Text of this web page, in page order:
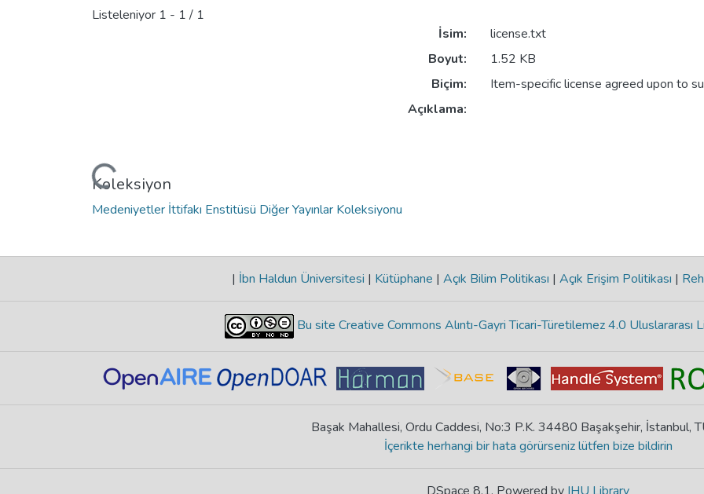
Listeleniyor 1 - 1 / 1
Yükleniyor...
İsim:
license.txt
Boyut:
1.52 KB
Biçim:
Item-specific license agreed upon to
Açıklama:
Koleksiyon
Medeniyetler İttifakı Enstitüsü Diğer Yayınlar Koleksiyonu
| İbn Haldun Üniversitesi | Kütüphane | Açık Bilim Politikası | Açık Erişim Politikası |
Bu site Creative Commons Alıntı-Gayri Ticari-Türetilemez 4.0 Uluslararası
Başak Mahallesi, Ordu Caddesi, No:3 P.K. 34480 Başakşehir, İstanbul,
İçerikte herhangi bir hata görürseniz lütfen bize bildirin